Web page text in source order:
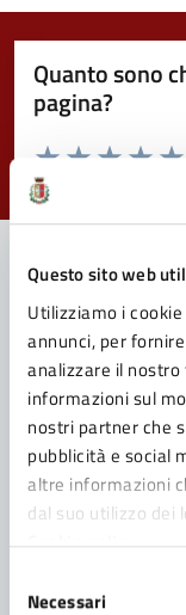
Questo sito web
Utilizziamo i
annunci, per
analizzare il
informazioni sul
nostri partner che
pubblicità e social
altre informazioni
dal suo utilizzo dei
delNecessari
Quanto sono
pagina?
Valuta da 1 a 5 stelle
Valuta 1 stelle su 5
Contatta il
Leggi le
Richiedi
Prenota
Problemi in